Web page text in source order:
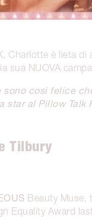
Charlotte è lieta di
sua NUOVA
così felice
star al Pillow Talk
Tilbury
Beauty Muse,
Equality Award